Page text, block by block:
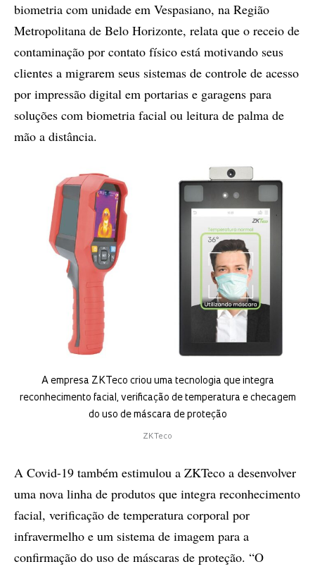
biometria com unidade em Vespasiano, na Região
Metropolitana de Belo Horizonte, relata que o receio de
contaminação por contato físico está motivando seus
clientes a migrarem seus sistemas de controle de acesso
por impressão digital em portarias e garagens para
soluções com biometria facial ou leitura de palma de
mão a distância.
A empresa ZKTeco criou uma tecnologia que integra
reconhecimento facial, verificação de temperatura e checagem
do uso de máscara de proteção
ZKTeco
A Covid-19 também estimulou a ZKTeco a desenvolver
uma nova linha de produtos que integra reconhecimento
facial, verificação de temperatura corporal por
infravermelho e um sistema de imagem para a
confirmação do uso de máscaras de proteção. “O